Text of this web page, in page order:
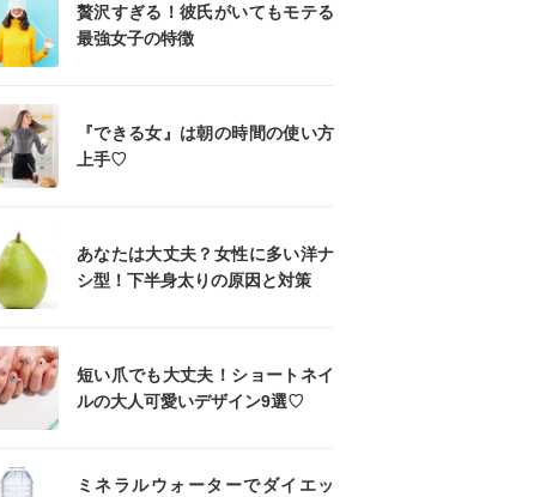
贅沢すぎる！彼氏がいてもモテる
最強女子の特徴
『できる女』は朝の時間の使い方
上手♡
あなたは大丈夫？女性に多い洋ナ
シ型！下半身太りの原因と対策
短い爪でも大丈夫！ショートネイ
ルの大人可愛いデザイン9選♡
ミネラルウォーターでダイエッ